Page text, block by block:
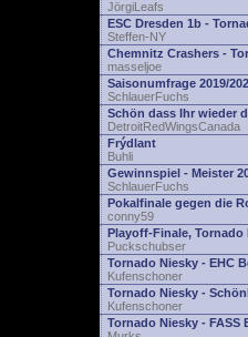
JörgiLeafs
ESC Dresden 1b -
Steffen-NY
Chemnitz Crashers -
masseljoe
Saisonumfrage 2019/
SchlauerFuchs
Schön dass Ihr wieder
DetroitRedWingsCanada
Frýdlant
Buhli
Gewinnspiel - Meister
SchlauerFuchs
Pokalfinale gegen die
conny59
Playoff-Finale, Tornado
Puckschubser
Tornado Niesky - EHC
Kufenschoner
Tornado Niesky -
Kufenschoner
Tornado Niesky - FASS